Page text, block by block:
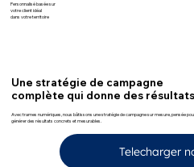
Personnalisé basée sur
votre client idéal
dans votre territoire
Une stratégie de campagne
complète qui donne des résultats
Avec trames numériques, nous bâtissons une stratégie de campagne sur mesure, pensée
générer des résultats concrets et mesurables.
Telecharger